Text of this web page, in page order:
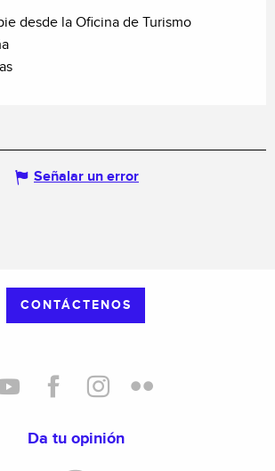
desde la Oficina de Turismo
Señalar un error
CONTÁCTENOS
Da tu opinión